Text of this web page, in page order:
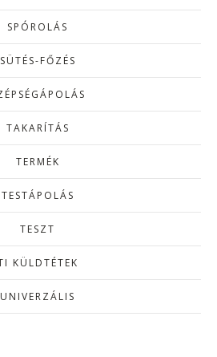
SPÓROLÁS
SÜTÉS-FŐZÉS
TAKARÍTÁS
TERMÉK
TESTÁPOLÁS
TESZT
KÜLDTÉTEK
UNIVERZÁLIS